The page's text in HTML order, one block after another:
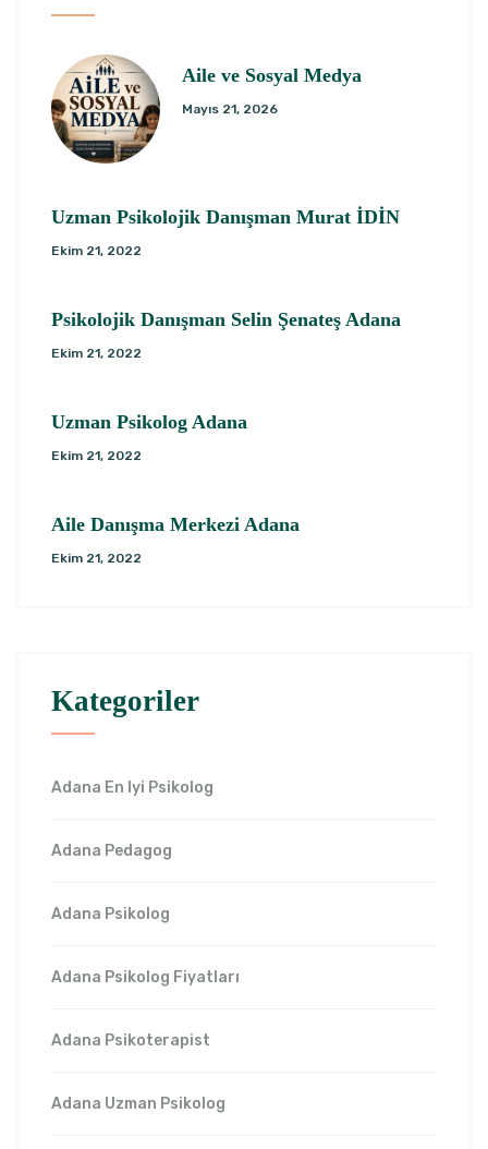
Aile ve Sosyal Medya
Mayıs 21, 2026
Uzman Psikolojik Danışman Murat İDİN
Ekim 21, 2022
Psikolojik Danışman Selin Şenateş Adana
Ekim 21, 2022
Uzman Psikolog Adana
Ekim 21, 2022
Aile Danışma Merkezi Adana
Ekim 21, 2022
Kategoriler
Adana En Iyi Psikolog
Adana Pedagog
Adana Psikolog
Adana Psikolog Fiyatları
Adana Psikoterapist
Adana Uzman Psikolog